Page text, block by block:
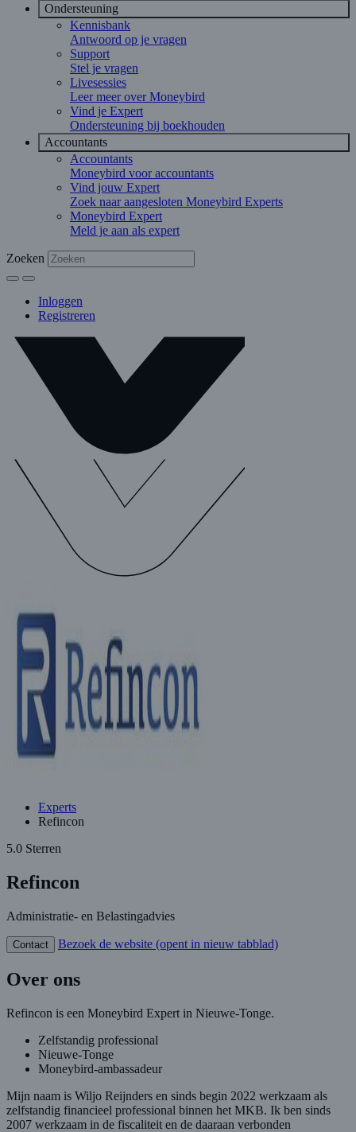
Ondersteuning
Kennisbank
Antwoord op je vragen
Support
Stel je vragen
Livesessies
Leer meer over Moneybird
Vind je Expert
Ondersteuning bij boekhouden
Accountants
Accountants
Moneybird voor accountants
Vind jouw Expert
Zoek naar aangesloten Moneybird Experts
Moneybird Expert
Meld je aan als expert
Zoeken
Inloggen
Registreren
Experts
Refincon
5.0 Sterren
Refincon
Administratie- en Belastingadvies
Contact Bezoek de website (opent in nieuw tabblad)
Over ons
Refincon is een Moneybird Expert in Nieuwe-Tonge.
Zelfstandig professional
Nieuwe-Tonge
Moneybird-ambassadeur
Mijn naam is Wiljo Reijnders en sinds begin 2022 werkzaam als
zelfstandig financieel professional binnen het MKB. Ik ben sinds
2007 werkzaam in de fiscaliteit en de daaraan verbonden